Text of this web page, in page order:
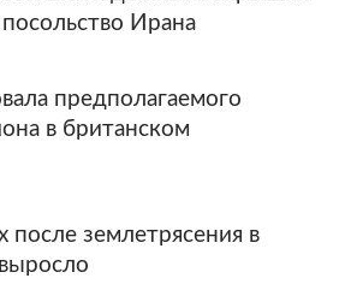
Ирана
предполагаемого
в британском
землетрясения в